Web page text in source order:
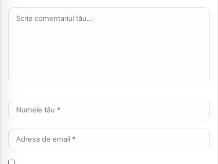
Comentariu *
Nume *
Email *